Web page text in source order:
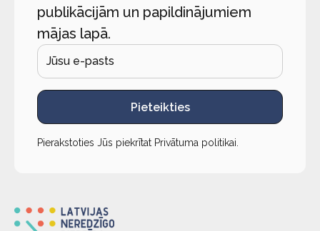
publikācijām un papildinājumiem
mājas lapā.
Pieteikties
Pierakstoties Jūs piekrītat Privātuma politikai